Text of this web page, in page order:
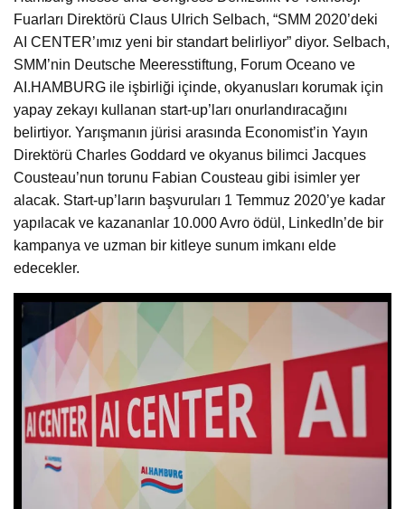
Fuarları Direktörü Claus Ulrich Selbach, “SMM 2020’deki
AI CENTER’ımız yeni bir standart belirliyor” diyor. Selbach,
SMM’nin Deutsche Meeresstiftung, Forum Oceano ve
AI.HAMBURG ile işbirliği içinde, okyanusları korumak için
yapay zekayı kullanan start-up’ları onurlandıracağını
belirtiyor. Yarışmanın jürisi arasında Economist’in Yayın
Direktörü Charles Goddard ve okyanus bilimci Jacques
Cousteau’nun torunu Fabian Cousteau gibi isimler yer
alacak. Start-up’ların başvuruları 1 Temmuz 2020’ye kadar
yapılacak ve kazananlar 10.000 Avro ödül, LinkedIn’de bir
kampanya ve uzman bir kitleye sunum imkanı elde
edecekler.